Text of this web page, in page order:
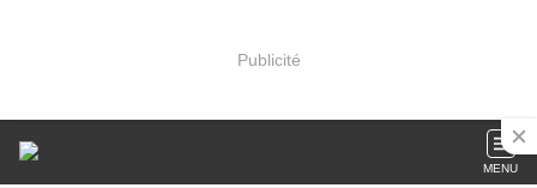
Publicité
MENU